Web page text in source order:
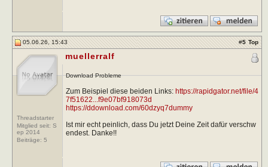
05.06.26, 15:43 #5 Top
Threadstarter
Mitglied seit: S
ep 2014
Beiträge: 5
muellerralf
Download Probleme
Zum Beispiel diese beiden Links: https://rapidgator.net/file/4
7f51622...f9e07bf918073d
https://ddownload.com/60dzyq7dummy
Ist mir echt peinlich, dass Du jetzt Deine Zeit dafür verschw
endest. Danke!!